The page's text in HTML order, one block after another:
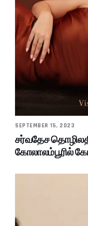
SEPTEMBER 15, 2023
சர்வதேச
கோலாலம்பூரில்